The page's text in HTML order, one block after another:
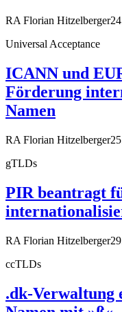
RA Florian Hitzelberger
Universal Acceptance
ICANN und
Förderung
Namen
RA Florian Hitzelberger
gTLDs
PIR beantragt
RA Florian Hitzelberger
ccTLDs
.dk-Verwaltung